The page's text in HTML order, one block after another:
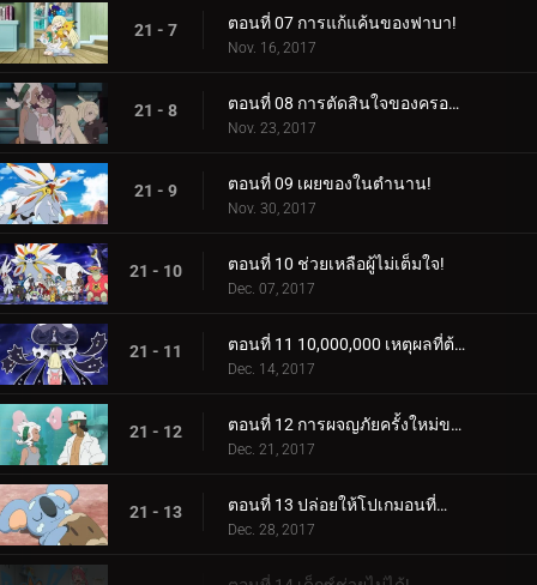
21 - 7 ตอนที่ 07 การแก้แค้นของฟาบา!
Nov. 16, 2017
21 - 8 ตอนที่ 08 การตัดสินใจของครอบครัว!
Nov. 23, 2017
21 - 9 ตอนที่ 09 เผยของในตำนาน!
Nov. 30, 2017
21 - 10 ตอนที่ 10 ช่วยเหลือผู้ไม่เต็มใจ!
Dec. 07, 2017
21 - 11 ตอนที่ 11 10,000,000 เหตุผลที่ต้องต่อสู้!
Dec. 14, 2017
21 - 12 ตอนที่ 12 การผจญภัยครั้งใหม่ของเหล่าอาจารย์!
Dec. 21, 2017
21 - 13 ตอนที่ 13 ปล่อยให้โปเกมอนที่กำลังหลับอยู่โกหก!
Dec. 28, 2017